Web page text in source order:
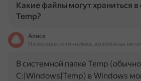
Какие файлы могут храниться в
Temp?
Алиса
На основе источников, возможны
В системной папке Temp
C:|Windows|Temp) в Windows